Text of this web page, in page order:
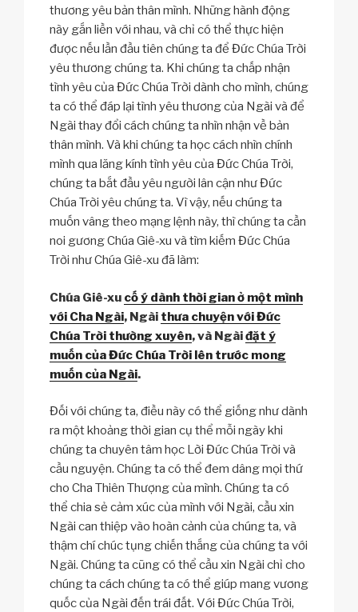
thương yêu bản thân mình. Những hành động
này gắn liền với nhau, và chỉ có thể thực hiện
được nếu lần đầu tiên chúng ta để Đức Chúa Trời
yêu thương chúng ta. Khi chúng ta chấp nhận
tình yêu của Đức Chúa Trời dành cho mình, chúng
ta có thể đáp lại tình yêu thương của Ngài và để
Ngài thay đổi cách chúng ta nhìn nhận về bản
thân mình. Và khi chúng ta học cách nhìn chính
mình qua lăng kính tình yêu của Đức Chúa Trời,
chúng ta bắt đầu yêu người lân cận như Đức
Chúa Trời yêu chúng ta. Vì vậy, nếu chúng ta
muốn vâng theo mạng lệnh này, thì chúng ta cần
noi gương Chúa Giê-xu và tìm kiếm Đức Chúa
Trời như Chúa Giê-xu đã làm:
Chúa Giê-xu cố ý dành thời gian ở một mình
với Cha Ngài, Ngài thưa chuyện với Đức
Chúa Trời thường xuyên, và Ngàiđặt ý
muốn của Đức Chúa Trời lên trước mong
muốn của Ngài.
Đối với chúng ta, điều này có thể giống như dành
ra một khoảng thời gian cụ thể mỗi ngày khi
chúng ta chuyên tâm học Lời Đức Chúa Trời và
cầu nguyện. Chúng ta có thể đem dâng mọi thứ
cho Cha Thiên Thượng của mình. Chúng ta có
thể chia sẻ cảm xúc của mình với Ngài, cầu xin
Ngài can thiệp vào hoàn cảnh của chúng ta, và
thậm chí chúc tụng chiến thắng của chúng ta với
Ngài. Chúng ta cũng có thể cầu xin Ngài chỉ cho
chúng ta cách chúng ta có thể giúp mang vương
quốc của Ngài đến trái đất. Với Đức Chúa Trời,